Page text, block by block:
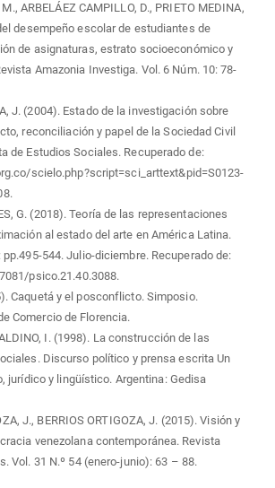
ARBELÁEZ CAMPILLO, D., PRIETO MEDINA,
desempeño escolar de estudiantes de
de asignaturas, estrato socioeconómico y
Amazonia Investiga. Vol. 6 Núm. 10: 78-
J. (2004). Estado de la investigación sobre
reconciliación y papel de la Sociedad Civil
de Estudios Sociales. Recuperado de:
scielo.php?script=sci_arttext&pid=S0123-
G. (2018). Teoría de las representaciones
al estado del arte en América Latina.
544. Julio-diciembre. Recuperado de:
psico.21.40.3088.
Caquetá y el posconflicto. Simposio.
Comercio de Florencia.
I. (1998). La construcción de las
Discurso político y prensa escrita Un
jurídico y lingüístico. Argentina: Gedisa
J., BERRIOS ORTIGOZA, J. (2015). Visión y
venezolana contemporánea. Revista
Vol. 31 N.º 54 (enero-junio): 63 – 88.